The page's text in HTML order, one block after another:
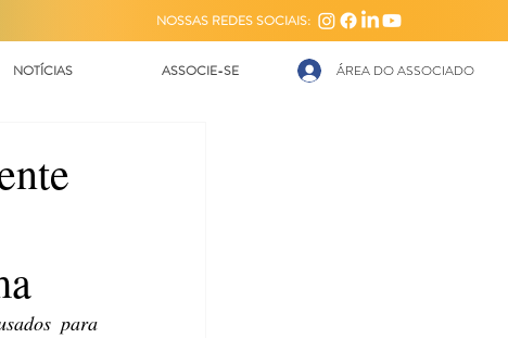
NOSSAS REDES SOCIAIS:
NOTÍCIAS ASSOCIE-SE ÁREA DO ASSOCIADO
para